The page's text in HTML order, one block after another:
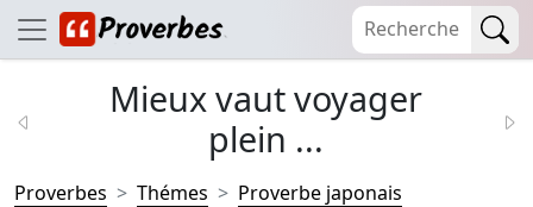
Mieux vaut voyager
plein ...
Proverbes Thémes
Proverbe japonais